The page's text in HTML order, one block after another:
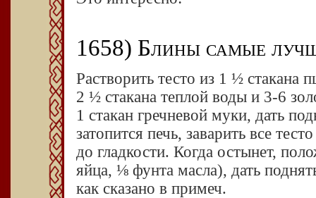
1658) Блины самые
Растворить тесто из 1 ½ стакана
2 ½ стакана теплой воды и 3-6
1 стакан гречневой муки, дать
затопится печь, заварить все
до гладкости. Когда остынет,
яйца, ⅛ фунта масла), дать
как сказано в примеч.